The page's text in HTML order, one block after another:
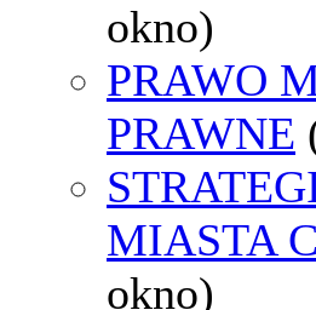
okno)
PRAWO
PRAWNE
MIASTA
okno)